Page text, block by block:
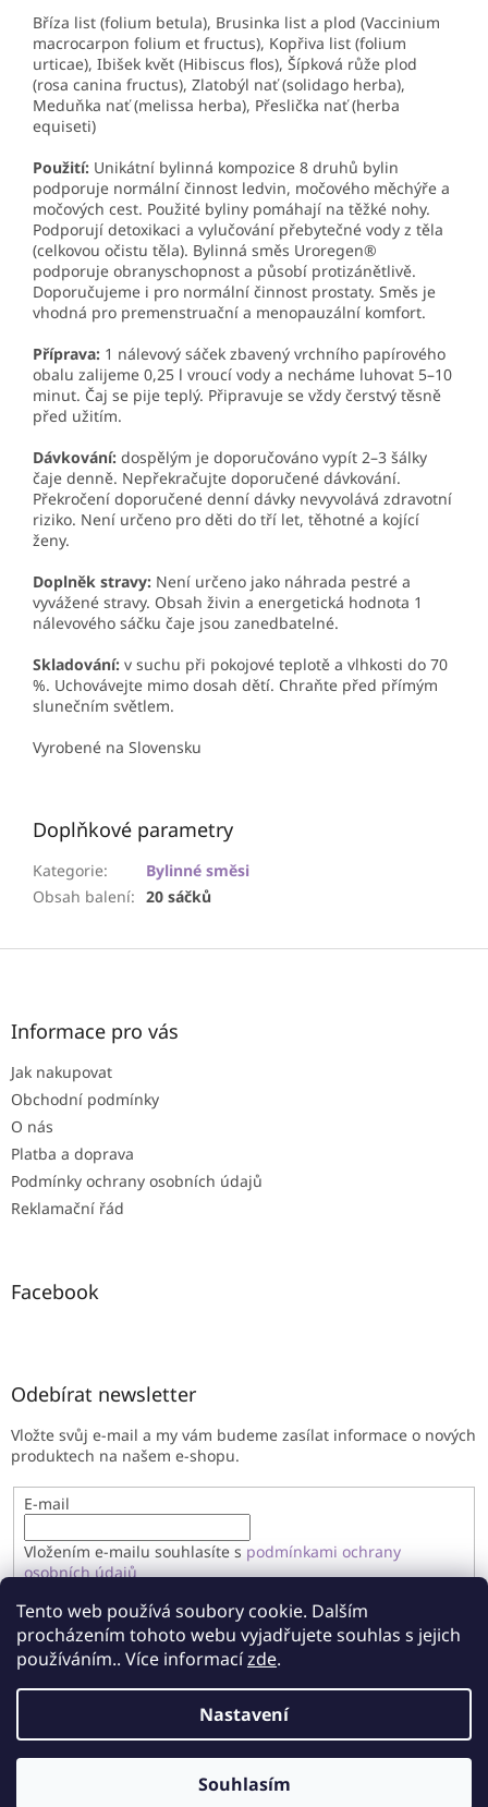
Tento web používá soubory cookie. Dalším
procházením tohoto webu vyjadřujete souhlas s jejich
používáním.. Více informacízde.
Nastavení
Souhlasím
Bříza list (folium betula), Brusinka list a plod (Vaccinium
macrocarpon folium et fructus), Kopřiva list (folium
urticae), Ibišek květ (Hibiscus flos), Šípková růže plod
(rosa canina fructus), Zlatobýl nať (solidago herba),
Meduňka nať (melissa herba), Přeslička nať (herba
equiseti)
Použití: Unikátní bylinná kompozice 8 druhů bylin
podporuje normální činnost ledvin, močového měchýře a
močových cest. Použité byliny pomáhají na těžké nohy.
Podporují detoxikaci a vylučování přebytečné vody z těla
(celkovou očistu těla). Bylinná směs Uroregen®
podporuje obranyschopnost a působí protizánětlivě.
Doporučujeme i pro normální činnost prostaty. Směs je
vhodná pro premenstruační a menopauzální komfort.
Příprava: 1 nálevový sáček zbavený vrchního papírového
obalu zalijeme 0,25 l vroucí vody a necháme luhovat 5–10
minut. Čaj se pije teplý. Připravuje se vždy čerstvý těsně
před užitím.
Dávkování: dospělým je doporučováno vypít 2–3 šálky
čaje denně. Nepřekračujte doporučené dávkování.
Překročení doporučené denní dávky nevyvolává zdravotní
riziko. Není určeno pro děti do tří let, těhotné a kojící
ženy.
Doplněk stravy: Není určeno jako náhrada pestré a
vyvážené stravy. Obsah živin a energetická hodnota 1
nálevového sáčku čaje jsou zanedbatelné.
Skladování: v suchu při pokojové teplotě a vlhkosti do 70
%. Uchovávejte mimo dosah dětí. Chraňte před přímým
slunečním světlem.
Vyrobené na Slovensku
Doplňkové parametry
Kategorie:
Bylinné směsi
Obsah balení: 20 sáčků
Z
Informace pro vás
Jak nakupovat
Obchodní podmínky
O nás
Platba a doprava
Podmínky ochrany osobních údajů
Reklamační řád
Facebook
Odebírat newsletter
Vložte svůj e-mail a my vám budeme zasílat informace o nových
produktech na našem e-shopu.
E-mail
Vložením e-mailu souhlasíte s podmínkami ochrany
osobních údajů
PŘIHLÁSIT SE
Vytvořil Shoptet
Imandragora. Všechna práva vyhrazena.